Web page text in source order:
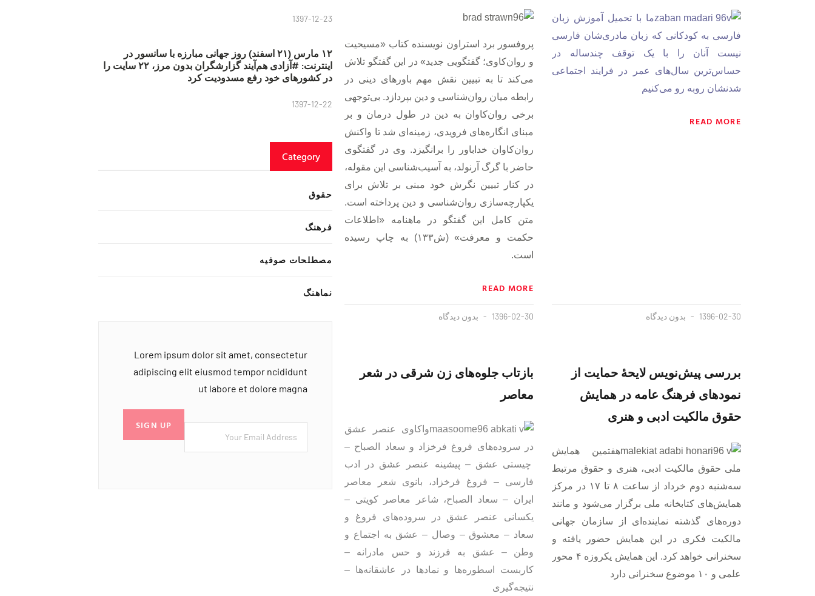
ما با تحمیل آموزش زبان
فارسی به کودکانی که زبان مادری‌شان فارسی
نیست آنان را با یک توقف چندساله در
حساس‌ترین سال‌های عمر در فرایند اجتماعی
شدنشان روبه رو می‌کنیم
READ MORE
1396-02-30 بدون دیدگاه
پروفسور برد استراون نویسنده کتاب «مسیحیت
و روان‌کاوی؛ گفتگویی جدید» در این گفتگو تلاش
می‌کند تا به تبیین نقش مهم باورهای دینی در
رابطه میان روان‌شناسی و دین بپردازد. بی‌توجهی
برخی روان‌کاوان به دین در طول درمان و بر
مبنای انگاره‌های فرویدی، زمینه‌ای شد تا واکنش
روان‌کاوان خداباور را برانگیزد. وی در گفتگوی
حاضر با گرگ آرنولد، به آسیب‌شناسی این مقوله،
در کنار تبیین نگرش خود مبنی بر تلاش برای
یکپارچه‌سازی روان‌شناسی و دین پرداخته است.
متن کامل این گفتگو در ماهنامه «اطلاعات
حکمت و معرفت» (ش۱۳۳) به چاپ رسیده
است.
READ MORE
1396-02-30 بدون دیدگاه
بررسی پیش‌نویس لایحهٔ حمایت از
نمودهای فرهنگ عامه در همایش
حقوق مالکیت ادبی و هنری
هفتمین همایش
ملی حقوق مالکیت ادبی، هنری و حقوق مرتبط
سه‌شنبه دوم خرداد از ساعت ۸ تا ۱۷ در مرکز
همایش‌های کتابخانه ملی برگزار می‌شود و مانند
دوره‌های گذشته نماینده‌ای از سازمان جهانی
مالکیت فکری در این همایش حضور یافته و
سخنرانی خواهد کرد. این همایش یکروزه ۴ محور
علمی و ۱۰ موضوع سخنرانی دارد
بازتاب جلوه‌های زن شرقی در شعر
معاصر
واکاوی عنصر عشق
در سروده‌های فروغ فرخزاد و سعاد الصباح –
چیستی عشق – پیشینه عنصر عشق در ادب
فارسی – فروغ فرخزاد، بانوی شعر معاصر
ایران – سعاد الصباح، شاعر معاصر کویتی –
یکسانی عنصر عشق در سروده‌های فروغ و
سعاد – معشوق – وصال – عشق به اجتماع و
وطن – عشق به فرزند و حس مادرانه –
کاربست اسطوره‌ها و نمادها در عاشقانه‌ها –
نتیجه‌گیری
1397-12-23
۱۲ مارس (۲۱ اسفند) روز جهانی مبارزه با سانسور در
اینترنت: #آزادی هم‌آیند گزارشگران‌ بدون مرز، ۲۲ سایت را
در کشورهای خود رفع مسدودیت کرد
1397-12-22
Category
حقوق
فرهنگ
مصطلحات صوفیه
نماهنگ
Lorem ipsum dolor sit amet, consectetur
adipiscing elit eiusmod tempor ncididunt
ut labore et dolore magna
SIGN UP